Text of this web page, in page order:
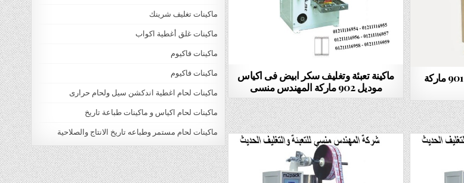
ماكينة تعبئة وتغليف سكر ابيض فى اكياس
موديل 902 ماركة المهندس منسى
ماكينه تعبئة ارز ابيض موديل 901 ماركة
ماكينات تغليف شرينك
ماكينات غلق أغطية اكواب
ماكينات فاكيوم
ماكينات فاكيوم
ماكينات لحام اغطية اندكشن سيل ولحام حرارى
ماكينات لحام اكياس و ماكينات طباعة تاريخ
ماكينات لحام مستمر وطباعه تاريخ الانتاج والصلاحية